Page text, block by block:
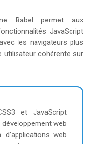
Babel permet aux
JavaScript
les navigateurs plus
utilisateur cohérente sur
et JavaScript
web
web